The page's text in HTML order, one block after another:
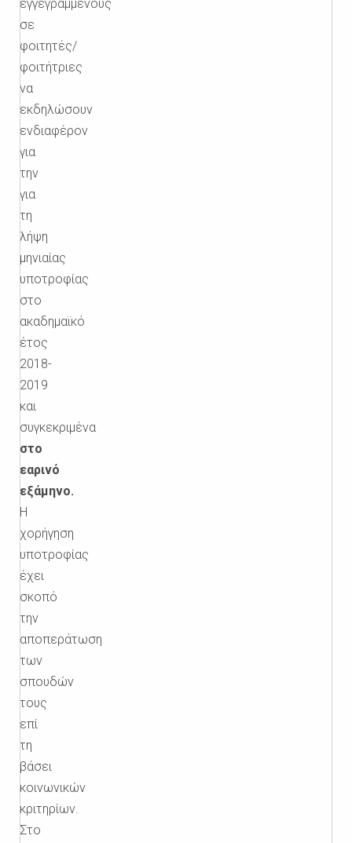
εγγεγραμμένους
σε
φοιτητές/
φοιτήτριες
να
εκδηλώσουν
ενδιαφέρον
για
την
για
τη
λήψη
μηνιαίας
υποτροφίας
στο
ακαδημαϊκό
έτος
2018-
2019
και
συγκεκριμένα
στο
εαρινό
εξάμηνο.
Η
χορήγηση
υποτροφίας
έχει
σκοπό
την
αποπεράτωση
των
σπουδών
τους
επί
τη
βάσει
κοινωνικών
κριτηρίων.
Στο